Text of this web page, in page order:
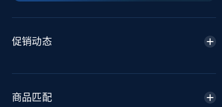
Amazon sellers info
info, Stars, Feedbacks, Return policy, and more.
2.5K+
促销动态
商品匹配